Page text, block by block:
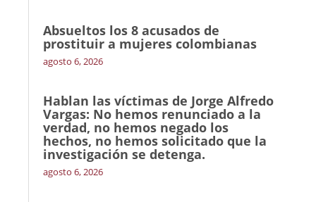
Absueltos los 8 acusados de
prostituir a mujeres colombianas
agosto 6, 2026
Hablan las víctimas de Jorge Alfredo
Vargas: No hemos renunciado a la
verdad, no hemos negado los
hechos, no hemos solicitado que la
investigación se detenga.
agosto 6, 2026